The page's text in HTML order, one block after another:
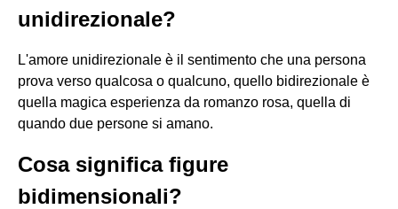
unidirezionale?
L'amore unidirezionale è il sentimento che una persona
prova verso qualcosa o qualcuno, quello bidirezionale è
quella magica esperienza da romanzo rosa, quella di
quando due persone si amano.
Cosa significa figure
bidimensionali?